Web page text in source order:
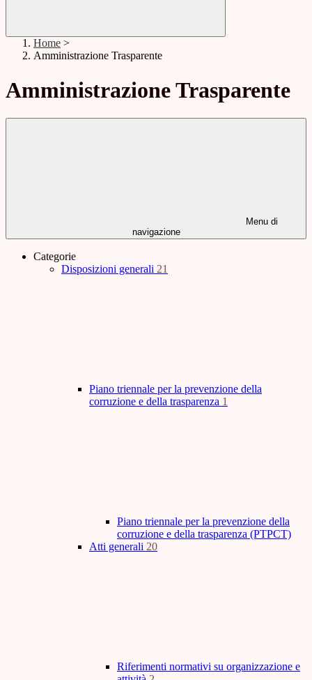
Home >
Amministrazione Trasparente
Amministrazione Trasparente
Menu di
navigazione
Categorie
Disposizioni generali 21
Piano triennale per la prevenzione della
corruzione e della trasparenza 1
Piano triennale per la prevenzione della
corruzione e della trasparenza (PTPCT)
Atti generali 20
Riferimenti normativi su organizzazione e